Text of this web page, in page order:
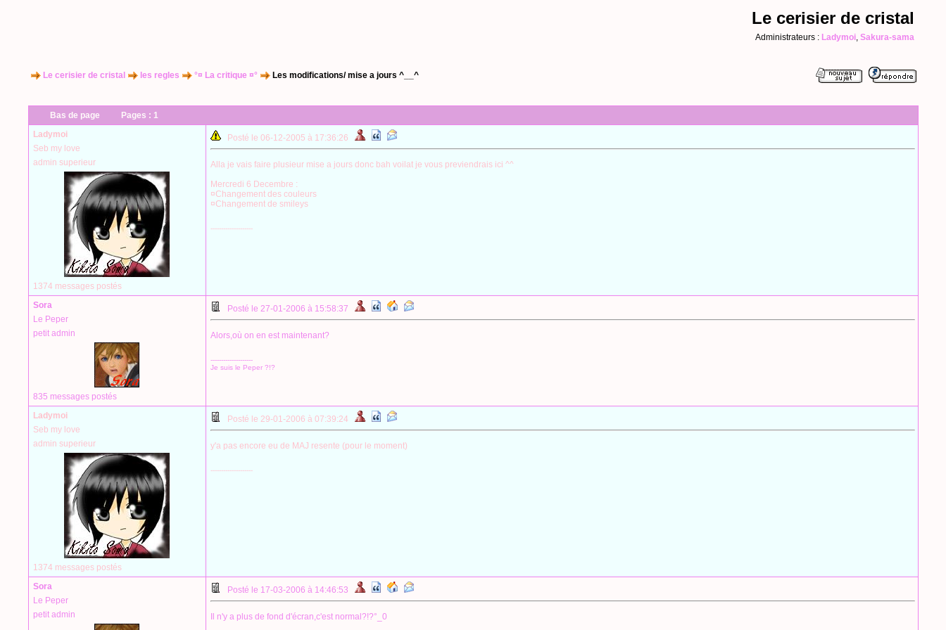
Le cerisier de cristal
Administrateurs : Ladymoi, Sakura-sama
Le cerisier de cristal les regles °¤ La critique ¤° Les modifications/ mise a jours ^__^
Bas de page Pages : 1
Ladymoi
Seb my love
admin superieur
1374 messages postés
Posté le 06-12-2005 à 17:36:26
Alla je vais faire plusieur mise a jours donc bah voilat je vous previendrais ici ^^
Mercredi 6 Decembre :
¤Changement des couleurs
¤Changement de smileys
--------------------
Sora
Le Peper
petit admin
835 messages postés
Posté le 27-01-2006 à 15:58:37
Alors,où on en est maintenant?
--------------------
Je suis le Peper ?!?
Ladymoi
Seb my love
admin superieur
1374 messages postés
Posté le 29-01-2006 à 07:39:24
y'a pas encore eu de MAJ resente (pour le moment)
--------------------
Sora
Le Peper
petit admin
Posté le 17-03-2006 à 14:46:53
Il n'y a plus de fond d'écran,c'est normal?!?°_0